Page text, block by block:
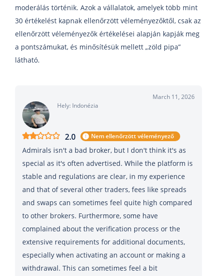
moderálás történik. Azok a vállalatok, amelyek több mint
30 értékelést kapnak ellenőrzött véleményezőktől, csak az
ellenőrzött véleményezők értékelései alapján kapják meg
a pontszámukat, és minősítésük mellett „zöld pipa”
látható.
March 11, 2026
Hely: Indonézia
2.0 Nem ellenőrzött véleményező
Admirals isn't a bad broker, but I don't think it's as
special as it's often advertised. While the platform is
stable and regulations are clear, in my experience
and that of several other traders, fees like spreads
and swaps can sometimes feel quite high compared
to other brokers. Furthermore, some have
complained about the verification process or the
extensive requirements for additional documents,
especially when activating an account or making a
withdrawal. This can sometimes feel a bit